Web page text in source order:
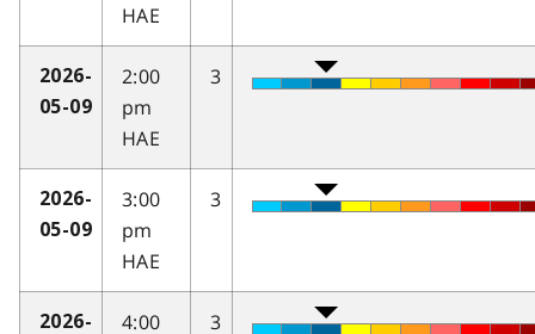
HAE
2026-
05-09
2:00
pm
HAE
3
2026-
05-09
3:00
pm
HAE
3
2026-
4:00
3